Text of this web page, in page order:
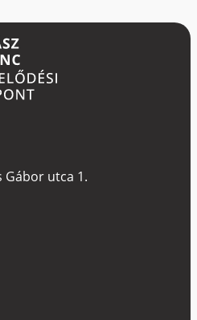
Gábor utca 1.